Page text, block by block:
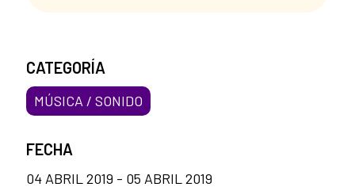
CATEGORÍA
MÚSICA / SONIDO
FECHA
04 ABRIL 2019 - 05 ABRIL 2019